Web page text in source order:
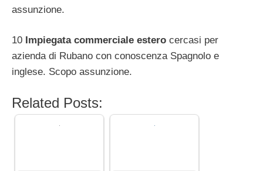
assunzione.
10 Impiegata commerciale estero cercasi per
azienda di Rubano con conoscenza Spagnolo e
inglese. Scopo assunzione.
Related Posts: